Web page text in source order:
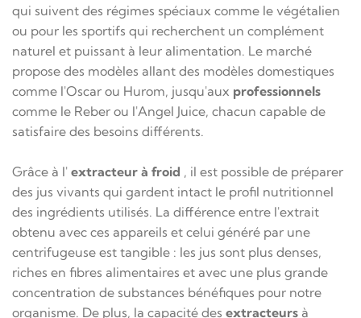
qui suivent des régimes spéciaux comme le végétalien
ou pour les sportifs qui recherchent un complément
naturel et puissant à leur alimentation. Le marché
propose des modèles allant des modèles domestiques
comme l'Oscar ou Hurom, jusqu'aux professionnels
comme le Reber ou l'Angel Juice, chacun capable de
satisfaire des besoins différents.
Grâce à l' extracteur à froid , il est possible de préparer
des jus vivants qui gardent intact le profil nutritionnel
des ingrédients utilisés. La différence entre l'extrait
obtenu avec ces appareils et celui généré par une
centrifugeuse est tangible : les jus sont plus denses,
riches en fibres alimentaires et avec une plus grande
concentration de substances bénéfiques pour notre
organisme. De plus, la capacité des extracteurs à